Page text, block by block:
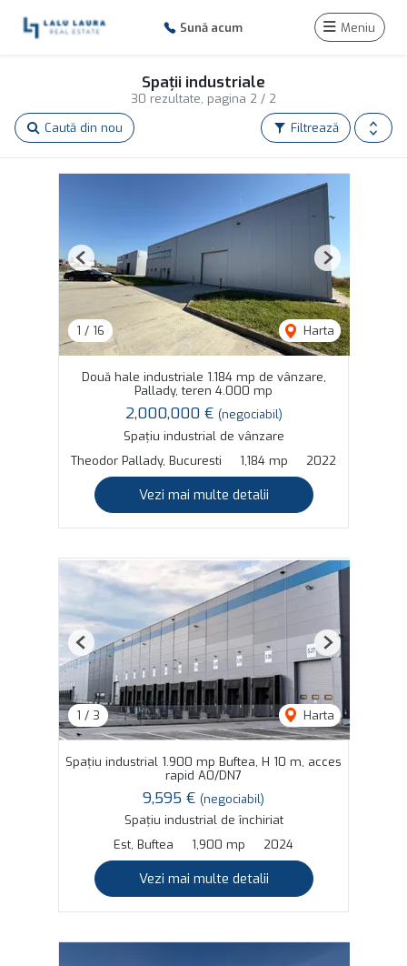
Sună acum Meniu
30 rezultate, pagina 2 / 2
Spații industriale
Filtrează
Caută din nou
1 / 16 Harta
Previous Next
Două hale industriale 1.184 mp de vânzare,
Pallady, teren 4.000 mp
2,000,000 € (negociabil)
Spațiu industrial de vânzare
Theodor Pallady, Bucuresti
1,184 mp 2022
Vezi mai multe detalii
1 / 3 Harta
Previous Next
Spațiu industrial 1.900 mp Buftea, H 10 m, acces
rapid A0/DN7
9,595 € (negociabil)
Spațiu industrial de închiriat
Est, Buftea
1,900 mp 2024
Vezi mai multe detalii